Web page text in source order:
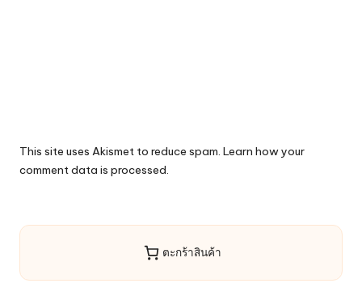
This site uses Akismet to reduce spam. Learn how your
comment data is processed.
ตะกร้าสินค้า